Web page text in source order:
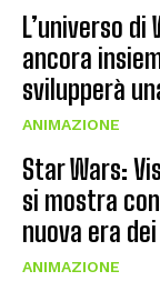
L’universo
ancora
svilupperà
ANIMAZIONE
Star Wars:
si mostra
nuova era
ANIMAZIONE